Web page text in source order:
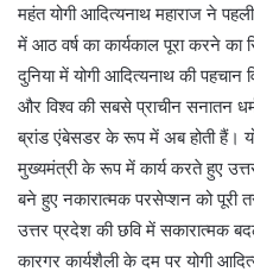
महंत योगी आदित्यनाथ महाराज ने
में आठ वर्ष का कार्यकाल पूरा करने का
दुनिया में योगी आदित्यनाथ की पहचान
और विश्व की सबसे प्राचीन सनातन
ब्रांड एंबेसडर के रूप में अब होती हैं।
मुख्यमंत्री के रूप में कार्य करते हुए
बने हुए नकारात्मक परसेप्शन को पूरी
उत्तर प्रदेश की छवि में सकारात्मक
कारगर कार्यशैली के दम पर योगी